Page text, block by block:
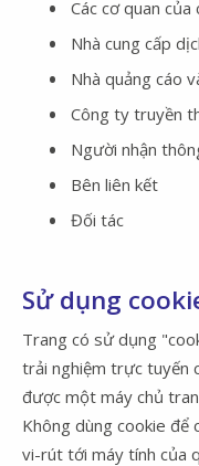
Các cơ quan của
Nhà cung cấp
Nhà quảng cáo
Công ty truyền
Người nhận
Bên liên kết
Đối tác
Sử dụng
Trang có sử dụng
trải nghiệm trực tuyến
được một máy chủ
Không dùng cookie để
vi-rút tới máy tính của